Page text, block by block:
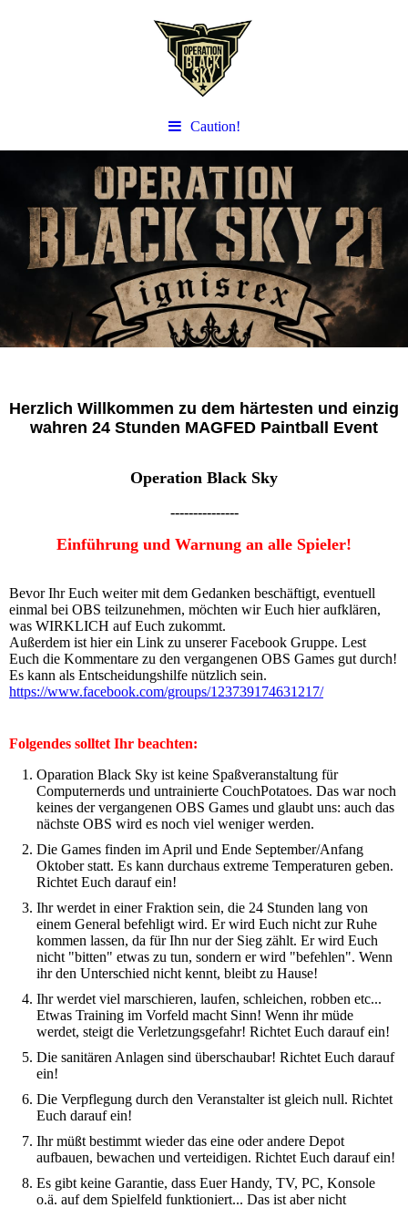
Caution!
Herzlich Willkommen zu dem härtesten und einzig
wahren 24 Stunden MAGFED Paintball Event
Operation Black Sky
---------------
Einführung und Warnung an alle Spieler!
Bevor Ihr Euch weiter mit dem Gedanken beschäftigt, eventuell
einmal bei OBS teilzunehmen, möchten wir Euch hier aufklären,
was WIRKLICH auf Euch zukommt.
Außerdem ist hier ein Link zu unserer Facebook Gruppe. Lest
Euch die Kommentare zu den vergangenen OBS Games gut durch!
Es kann als Entscheidungshilfe nützlich sein.
https://www.facebook.com/groups/123739174631217/
Folgendes solltet Ihr beachten:
Oparation Black Sky ist keine Spaßveranstaltung für
Computernerds und untrainierte CouchPotatoes. Das war noch
keines der vergangenen OBS Games und glaubt uns: auch das
nächste OBS wird es noch viel weniger werden.
Die Games finden im April und Ende September/Anfang
Oktober statt. Es kann durchaus extreme Temperaturen geben.
Richtet Euch darauf ein!
Ihr werdet in einer Fraktion sein, die 24 Stunden lang von
einem General befehligt wird. Er wird Euch nicht zur Ruhe
kommen lassen, da für Ihn nur der Sieg zählt. Er wird Euch
nicht "bitten" etwas zu tun, sondern er wird "befehlen". Wenn
ihr den Unterschied nicht kennt, bleibt zu Hause!
Ihr werdet viel marschieren, laufen, schleichen, robben etc...
Etwas Training im Vorfeld macht Sinn! Wenn ihr müde
werdet, steigt die Verletzungsgefahr! Richtet Euch darauf ein!
Die sanitären Anlagen sind überschaubar! Richtet Euch darauf
ein!
Die Verpflegung durch den Veranstalter ist gleich null. Richtet
Euch darauf ein!
Ihr müßt bestimmt wieder das eine oder andere Depot
aufbauen, bewachen und verteidigen. Richtet Euch darauf ein!
Es gibt keine Garantie, dass Euer Handy, TV, PC, Konsole
o.ä. auf dem Spielfeld funktioniert... Das ist aber nicht